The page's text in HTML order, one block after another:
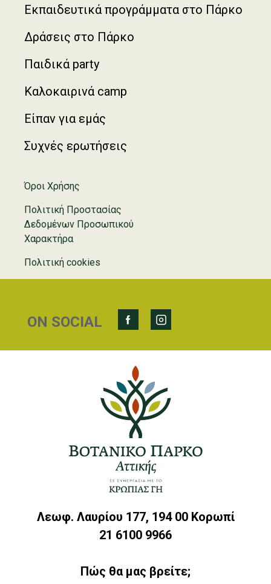
Λεωφ. Λαυρίου 177, 194 00 Κορωπί
21 6100 9966
Πώς θα μας βρείτε;
Εκπαιδευτικά προγράμματα στο Πάρκο
Δράσεις στο Πάρκο
Παιδικά party
Καλοκαιρινά camp
Είπαν για εμάς
Συχνές ερωτήσεις
Όροι Χρήσης
Πολιτική Προστασίας
Δεδομένων Προσωπικού
Χαρακτήρα
Πολιτική cookies
ON SOCIAL